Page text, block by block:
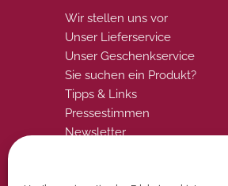
Wir stellen uns vor
Unser Lieferservice
Unser Geschenkservice
Sie suchen ein Produkt?
Tipps & Links
Pressestimmen
Newsletter